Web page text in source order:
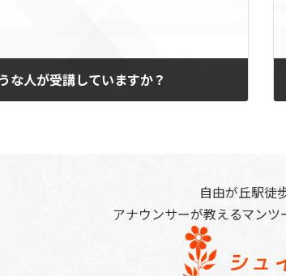
な人が受講していますか？
自由が丘駅徒
アナウンサーが教えるマン